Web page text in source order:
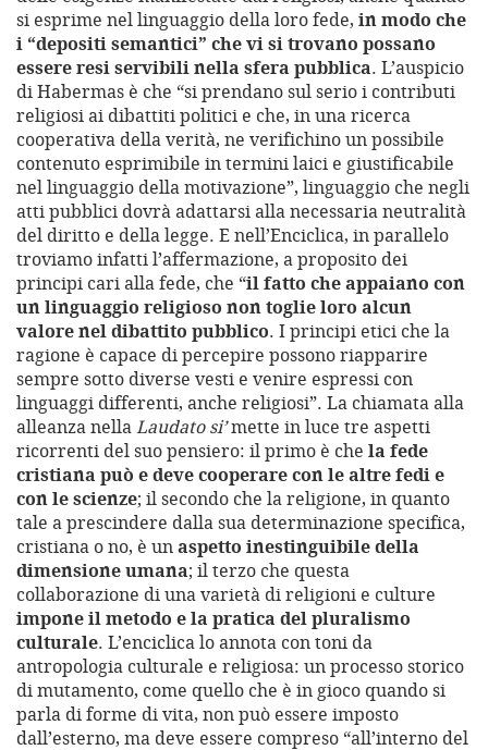
si esprime nel linguaggio della loro fede, in modo che
i “depositi semantici” che vi si trovano possano
essere resi servibili nella sfera pubblica. L’auspicio
di Habermas è che “si prendano sul serio i contributi
religiosi ai dibattiti politici e che, in una ricerca
cooperativa della verità, ne verifichino un possibile
contenuto esprimibile in termini laici e giustificabile
nel linguaggio della motivazione”, linguaggio che negli
atti pubblici dovrà adattarsi alla necessaria neutralità
del diritto e della legge. E nell’Enciclica, in parallelo
troviamo infatti l’affermazione, a proposito dei
principi cari alla fede, che “il fatto che appaiano con
un linguaggio religioso non toglie loro alcun
valore nel dibattito pubblico. I principi etici che la
ragione è capace di percepire possono riapparire
sempre sotto diverse vesti e venire espressi con
linguaggi differenti, anche religiosi”. La chiamata alla
alleanza nellaLaudato si’mette in luce tre aspetti
ricorrenti del suo pensiero: il primo è che la fede
cristiana può e deve cooperare con le altre fedi e
con le scienze; il secondo che la religione, in quanto
tale a prescindere dalla sua determinazione specifica,
cristiana o no, è unaspetto inestinguibile della
dimensione umana; il terzo che questa
collaborazione di una varietà di religioni e culture
impone il metodo e la pratica del pluralismo
culturale. L’enciclica lo annota con toni da
antropologia culturale e religiosa: un processo storico
di mutamento, come quello che è in gioco quando si
parla di forme di vita, non può essere imposto
dall’esterno, ma deve essere compreso “all’interno del